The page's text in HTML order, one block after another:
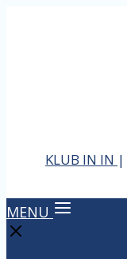
KLUB IN IN |
MENU